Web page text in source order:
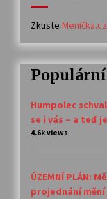
Zkuste Meníčka.cz
Humpolec
se i vás – a teď
4.6k views
ÚZEMNÍ PLÁN:
projednání